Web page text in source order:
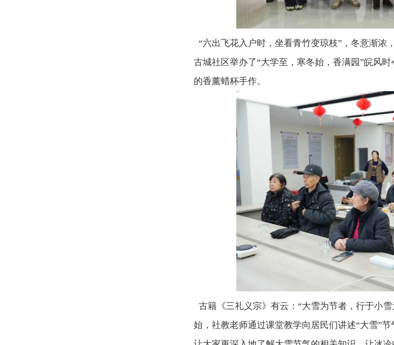
“六出飞花入户时，坐看青竹变琼枝”，冬意渐浓
古城社区举办了“大学至，寒冬始，香满园”皖风
的香薰蜡杯手作。
古籍《三礼义宗》有云：“大雪为节者，行于小
始，社教老师通过课堂教学向居民们讲述“大雪”